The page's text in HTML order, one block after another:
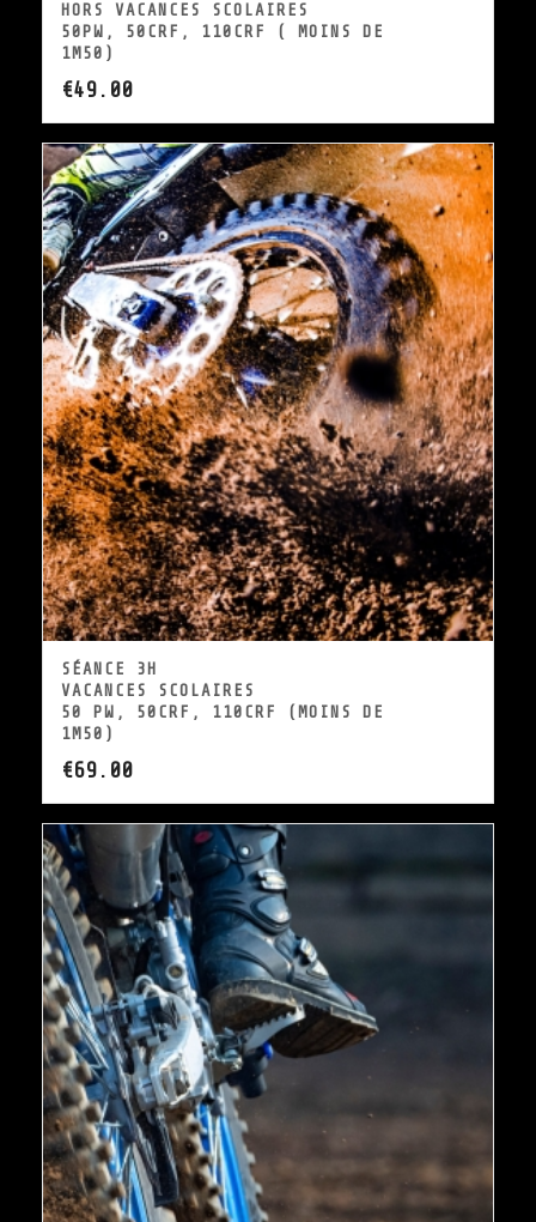
HORS VACANCES SCOLAIRES
50PW, 50CRF, 110CRF ( MOINS DE
1M50)
€49.00
SÉANCE 3H
VACANCES SCOLAIRES
50 PW, 50CRF, 110CRF (MOINS DE
1M50)
€69.00